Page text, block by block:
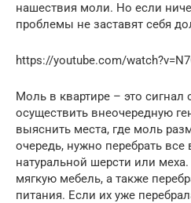
нашествия моли. Но если
проблемы не заставят себя
https://youtube.com/
Моль в квартире – это сигнал
осуществить внеочередную
выяснить места, где моль
очередь, нужно перебрать
натуральной шерсти или
мягкую мебель, а также
питания. Если их уже